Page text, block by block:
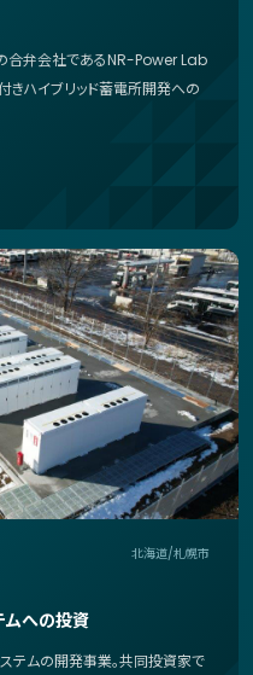
合弁会社であるNR-Power Lab
きハイブリッド蓄電所開発への
北海道/札幌市
ムへの投資
テムの開発事業。共同投資家で